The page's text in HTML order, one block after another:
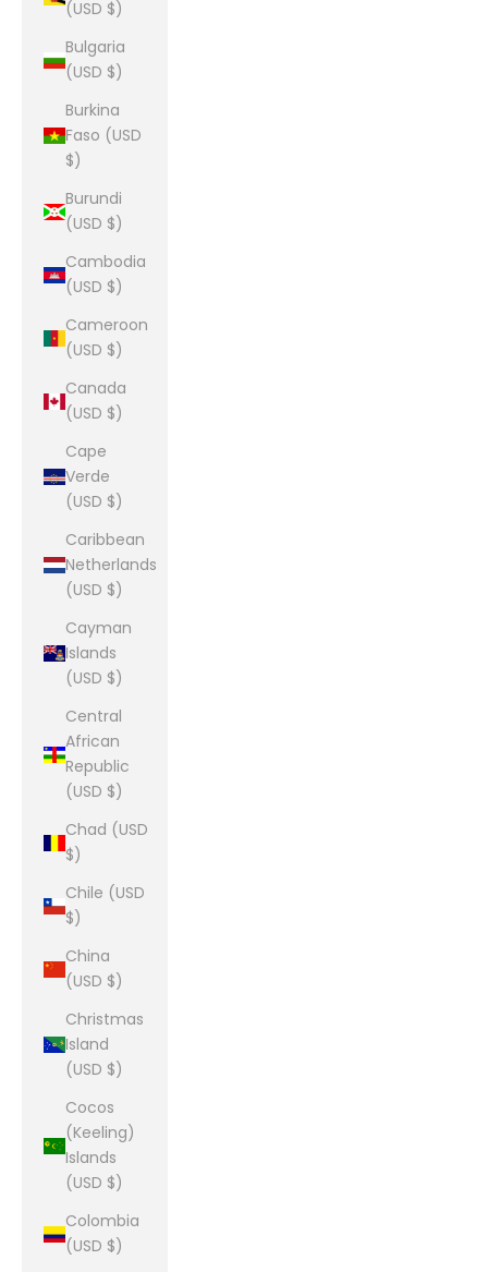
(USD $)
Bulgaria
(USD $)
Burkina
Faso (USD
$)
Burundi
(USD $)
Cambodia
(USD $)
Cameroon
(USD $)
Canada
(USD $)
Cape
Verde
(USD $)
Caribbean
Netherlands
(USD $)
Cayman
Islands
(USD $)
Central
African
Republic
(USD $)
Chad (USD
$)
Chile (USD
$)
China
(USD $)
Christmas
Island
(USD $)
Cocos
(Keeling)
Islands
(USD $)
Colombia
(USD $)